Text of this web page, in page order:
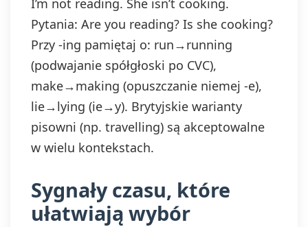
I’m not reading. She isn’t cooking.
Pytania: Are you reading? Is she cooking?
Przy -ing pamiętaj o: run→running
(podwajanie spółgłoski po CVC),
make→making (opuszczanie niemej -e),
lie→lying (ie→y). Brytyjskie warianty
pisowni (np. travelling) są akceptowalne
w wielu kontekstach.
Sygnały czasu, które
ułatwiają wybór